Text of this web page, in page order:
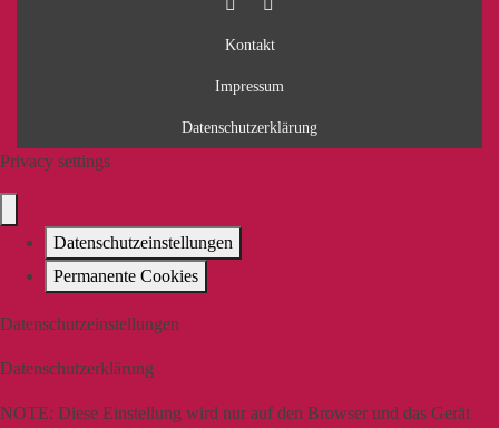
Kontakt
Impressum
Datenschutzerklärung
Privacy settings
Datenschutzeinstellungen
Permanente Cookies
Datenschutzeinstellungen
Datenschutzerklärung
NOTE: Diese Einstellung wird nur auf den Browser und das Gerät